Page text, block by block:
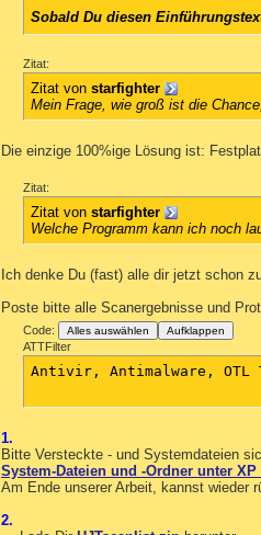
Sobald Du diesen
Zitat:
Zitat von starfighter
Mein Frage, wie groß ist die
Die einzige 100%ige Lösung ist:
Zitat:
Zitat von starfighter
Welche Programm kann ich noch
Ich denke Du (fast) alle dir jetzt schon
Poste bitte alle Scanergebnisse und
Code: Alles auswählen Aufklappen
ATTFilter
Antivir, Antimalware, OTL
1.
Bitte Versteckte - und Systemdateien
System-Dateien und -Ordner unter
Am Ende unserer Arbeit, kannst wieder
2.